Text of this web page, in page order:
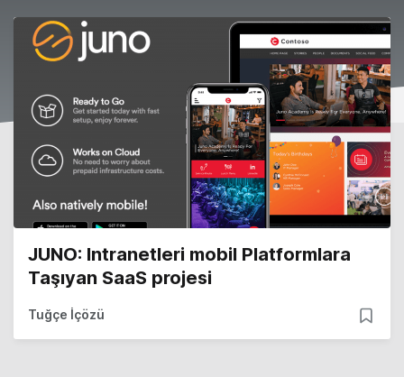
JUNO: Intranetleri mobil Platformlara
Taşıyan SaaS projesi
Tuğçe İçözü